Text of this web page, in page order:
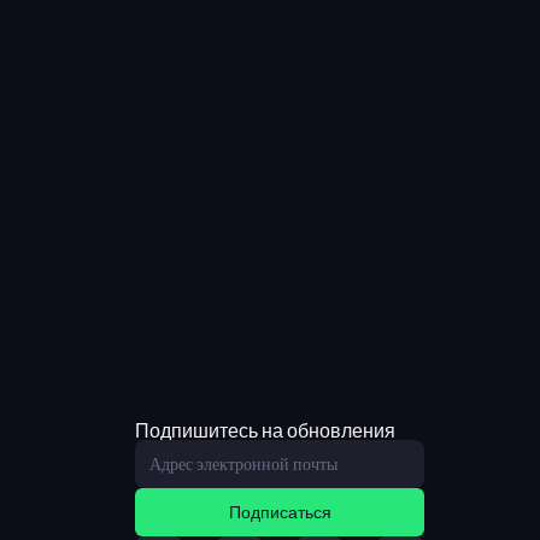
Подпишитесь на обновления
Подписаться